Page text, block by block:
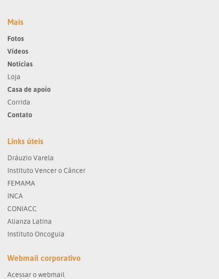
Mais
Fotos
Vídeos
Notícias
Loja
Casa de apoio
Corrida
Contato
Links úteis
Dráuzio Varela
Instituto Vencer o Câncer
FEMAMA
INCA
CONIACC
Alianza Latina
Instituto Oncoguia
Webmail corporativo
Acessar o webmail